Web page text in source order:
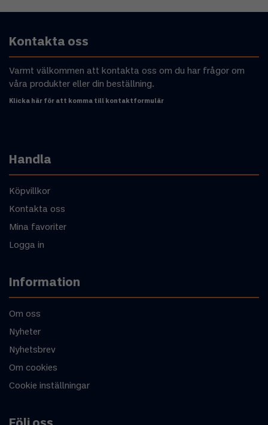
Kontakta oss
Varmt välkommen att kontakta oss om du har frågor om
våra produkter eller din beställning.
Klicka här för att komma till kontaktformulär
Handla
Köpvillkor
Kontakta oss
Mina favoriter
Logga in
Information
Om oss
Nyheter
Nyhetsbrev
Om cookies
Cookie inställningar